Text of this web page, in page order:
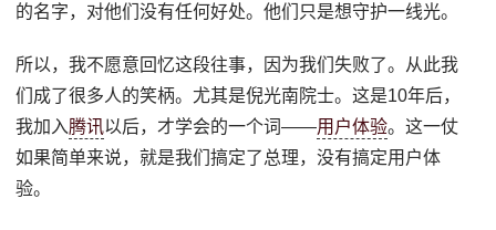
的名字，对他们没有任何好处。他们只是想守护一线光。
所以，我不愿意回忆这段往事，因为我们失败了。从此我
们成了很多人的笑柄。尤其是倪光南院士。这是10年后，
我加入腾讯以后，才学会的一个词——用户体验。这一仗
如果简单来说，就是我们搞定了总理，没有搞定用户体
验。